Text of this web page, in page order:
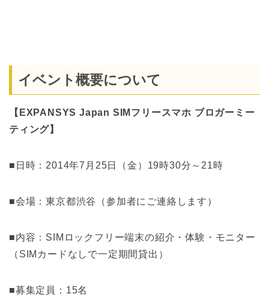
イベント概要について
【EXPANSYS Japan SIMフリースマホ ブロガーミー
ティング】
■日時：2014年7月25日（金）19時30分～21時
■会場：東京都渋谷（参加者にご連絡します）
■内容：SIMロックフリー端末の紹介・体験・モニター
（SIMカードなしで一定期間貸出）
■募集定員：15名